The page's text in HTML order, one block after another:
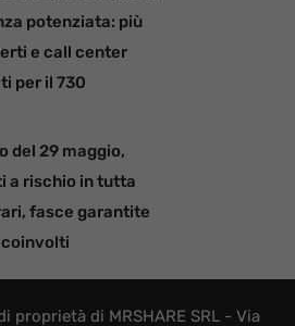
potenziata: più
e call center
per il 730
del 29 maggio,
a rischio in tutta
fasce garantite
proprietà di MRSHARE SRL - Via